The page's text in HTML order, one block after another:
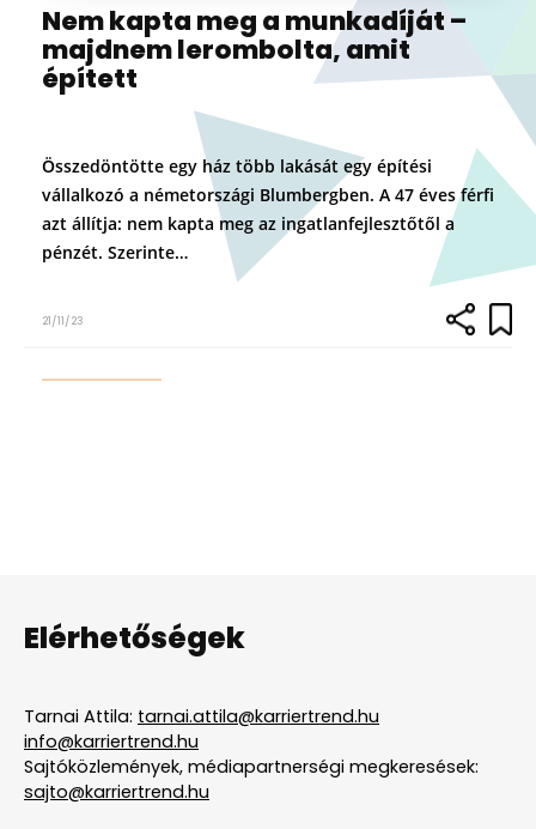
Nem kapta meg a munkadíját –
majdnem lerombolta, amit
épített
Összedöntötte egy ház több lakását egy építési
vállalkozó a németországi Blumbergben. A 47 éves férfi
azt állítja: nem kapta meg az ingatlanfejlesztőtől a
pénzét. Szerinte…
21/11/23
Elérhetőségek
Tarnai Attila: tarnai.attila@karriertrend.hu
info@karriertrend.hu
Sajtóközlemények, médiapartnerségi megkeresések:
sajto@karriertrend.hu